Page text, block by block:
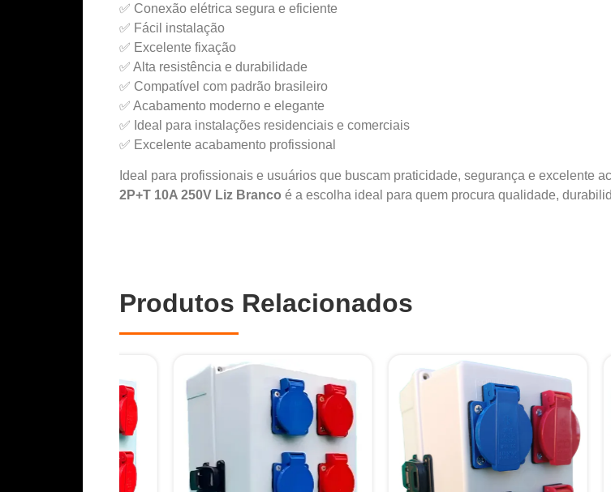
✅ Conexão elétrica segura e eficiente
✅ Fácil instalação
✅ Excelente fixação
✅ Alta resistência e durabilidade
✅ Compatível com padrão brasileiro
✅ Acabamento moderno e elegante
✅ Ideal para instalações residenciais e comerciais
✅ Excelente acabamento profissional
Ideal para profissionais e usuários que buscam praticidade, segurança e excelente
2P+T 10A 250V Liz Branco é a escolha ideal para quem procura qualidade,
Produtos Relacionados